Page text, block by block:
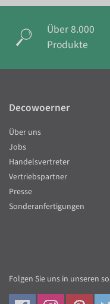
Über 8.000
Produkte
Decowoerner
Über uns
Jobs
Handelsvertreter
Vertriebspartner
Presse
Sonderanfertigungen
Folgen Sie uns in unseren